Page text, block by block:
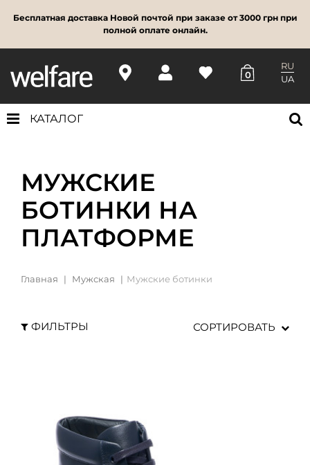
Бесплатная доставка Новой почтой при заказе от 3000 грн при
полной оплате онлайн.
0
RU
UA
КАТАЛОГ
МУЖСКИЕ
БОТИНКИ НА
ПЛАТФОРМЕ
Главная Мужская Мужские ботинки
ФИЛЬТРЫ СОРТИРОВАТЬ